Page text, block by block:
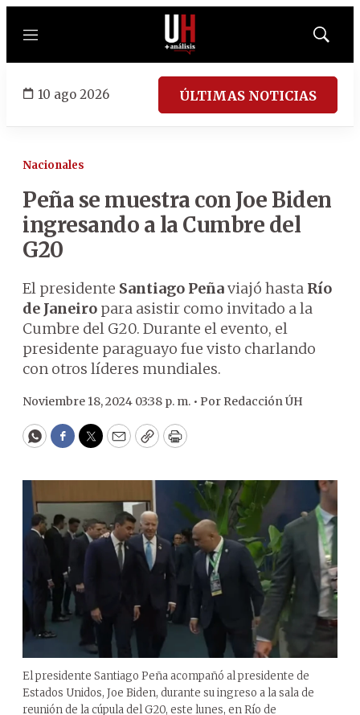
Menú
Mostrar
10 ago 2026 ÚLTIMAS NOTICIAS
Nacionales
Peña se muestra con Joe Biden
ingresando a la Cumbre del
G20
El presidente Santiago Peñaviajó hasta Río
de Janeiro para asistir como invitado a la
Cumbre del G20. Durante el evento, el
presidente paraguayo fue visto charlando
con otros líderes mundiales.
Noviembre 18, 2024 03:38 p. m. • Por Redacción ÚH
WhatsApp
Facebook
Twitter
EmailCopyPrint
El presidente Santiago Peña acompañó al presidente de
Estados Unidos, Joe Biden, durante su ingreso a la sala de
reunión de la cúpula del G20, este lunes, en Río de